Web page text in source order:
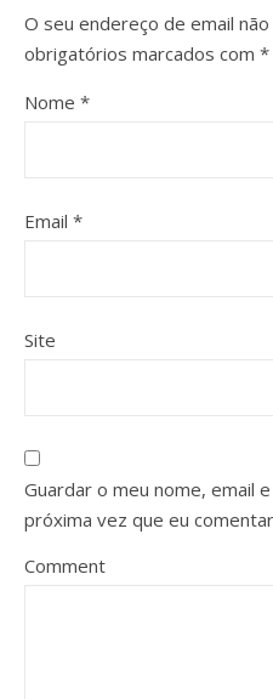
O seu endereço de email
obrigatórios marcados com *
Nome *
Email *
Site
Guardar o meu nome, email
próxima vez que eu
Comment